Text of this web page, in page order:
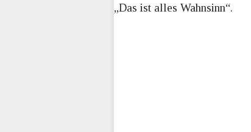
„Das ist alles Wahnsinn“.